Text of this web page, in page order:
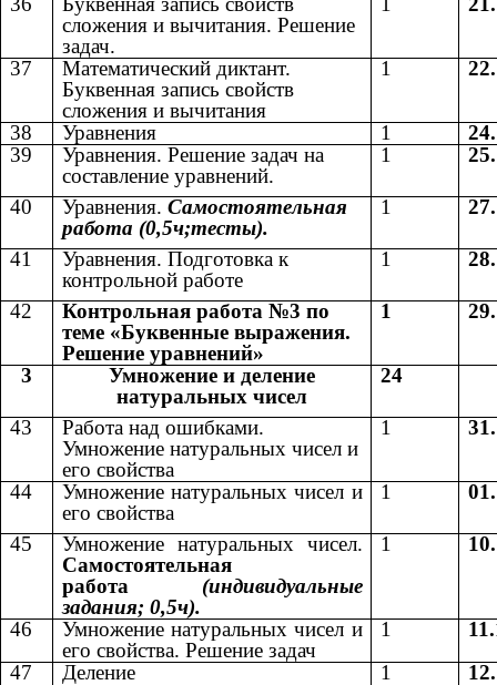
сложения и вычитания. Решение
задач.
37
Математический диктант.
Буквенная запись свойств
сложения и вычитания
1
38 Уравнения 1
39
Уравнения. Решение задач на
составление уравнений.
1
40 Уравнения. Самостоятельная
работа (0,5ч;тесты).
1
41
Уравнения. Подготовка к
контрольной работе
1
42
Контрольная работа №3 по
теме «Буквенные выражения.
Решение уравнений»
1
3
Умножение и деление
натуральных чисел
24
43
Работа над ошибками.
Умножение натуральных чисел и
его свойства
1
44
Умножение натуральных чисел и
его свойства
1
45
Умножение натуральных чисел.
Самостоятельная
работа
(индивидуальные
задания; 0,5ч).
1
46
Умножение натуральных чисел и
его свойства. Решение задач
1
47
Деление 1